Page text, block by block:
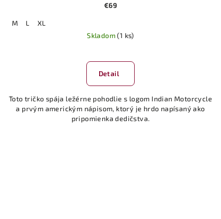
€69
M L
XL
Skladom(1 ks)
Detail
Toto tričko spája ležérne pohodlie s logom Indian Motorcycle
a prvým americkým nápisom, ktorý je hrdo napísaný ako
pripomienka dedičstva.